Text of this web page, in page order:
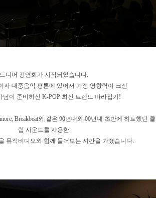
드디어 강연회가 시작되었습니다.
자 대중음악 평론에 있어서 가장 영향력이 크신
님이 준비하신 K-POP 최신 트렌드 따라잡기!
Breakbeat와 같은 90년대와 00년대 초반에 히트했던 클
럽 사운드를 사용한
뮤직비디오와 함께 들어보는 시간을 가졌습니다.